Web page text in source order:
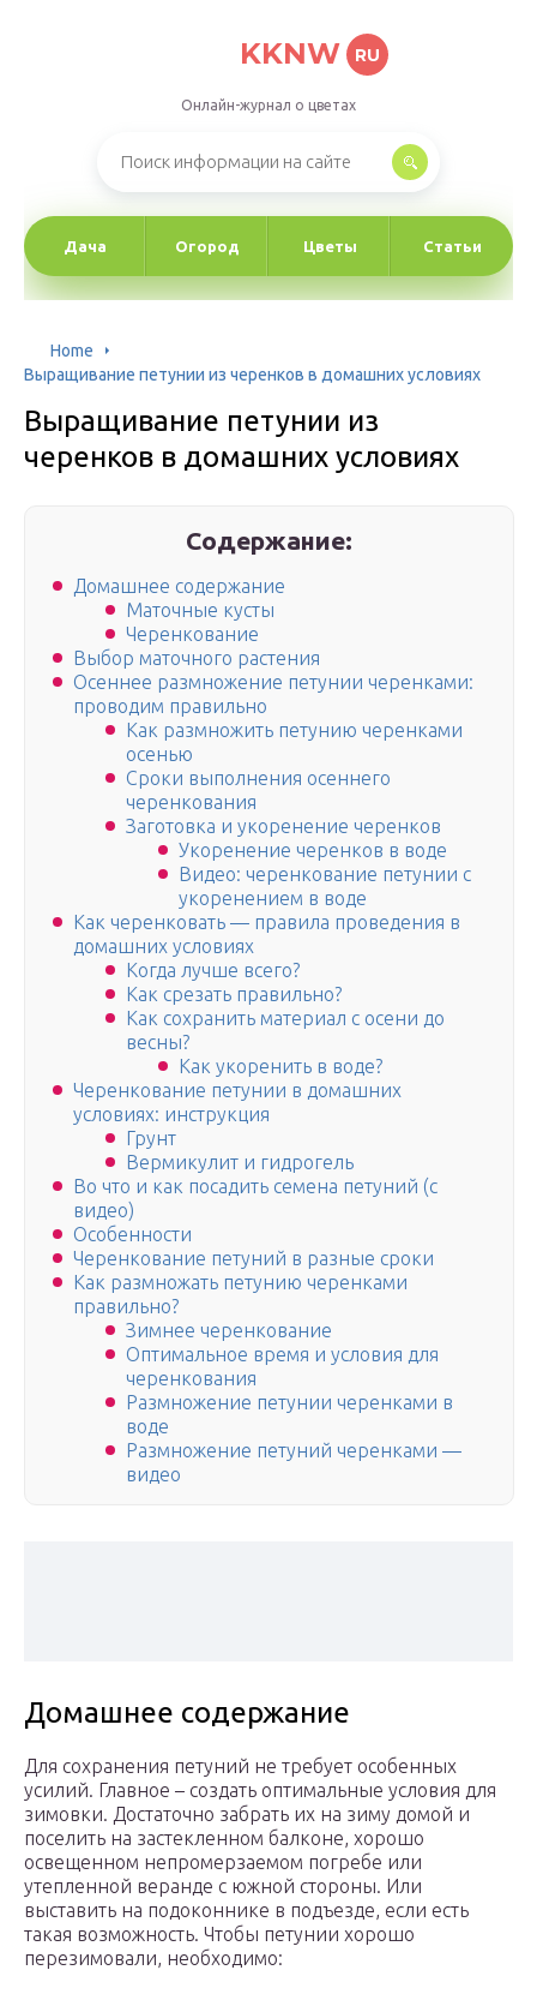
KKNW RU
Онлайн-журнал о цветах
Дача Огород Цветы Статьи
Home
Выращивание петунии из черенков в домашних условиях
Выращивание петунии из
черенков в домашних условиях
Содержание:
Домашнее содержание
Маточные кусты
Черенкование
Выбор маточного растения
Осеннее размножение петунии черенками:
проводим правильно
Как размножить петунию черенками
осенью
Сроки выполнения осеннего
черенкования
Заготовка и укоренение черенков
Укоренение черенков в воде
Видео: черенкование петунии с
укоренением в воде
Как черенковать — правила проведения в
домашних условиях
Когда лучше всего?
Как срезать правильно?
Как сохранить материал с осени до
весны?
Как укоренить в воде?
Черенкование петунии в домашних
условиях: инструкция
Грунт
Вермикулит и гидрогель
Во что и как посадить семена петуний (с
видео)
Особенности
Черенкование петуний в разные сроки
Как размножать петунию черенками
правильно?
Зимнее черенкование
Оптимальное время и условия для
черенкования
Размножение петунии черенками в
воде
Размножение петуний черенками —
видео
Домашнее содержание
Для сохранения петуний не требует особенных
усилий. Главное – создать оптимальные условия для
зимовки. Достаточно забрать их на зиму домой и
поселить на застекленном балконе, хорошо
освещенном непромерзаемом погребе или
утепленной веранде с южной стороны. Или
выставить на подоконнике в подъезде, если есть
такая возможность. Чтобы петунии хорошо
перезимовали, необходимо: